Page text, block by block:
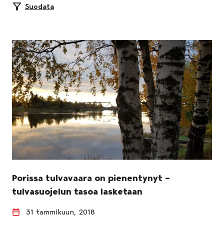
Suodata
Porissa tulvavaara on pienentynyt –
tulvasuojelun tasoa lasketaan
31 tammikuun, 2018